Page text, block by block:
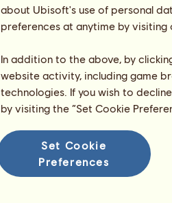
about Ubisoft's use of personal
preferences at anytime by
In addition to the above, by
website activity, including game
technologies. If you wish to
by visiting the “Set Cookie
Set Cookie
Preferences